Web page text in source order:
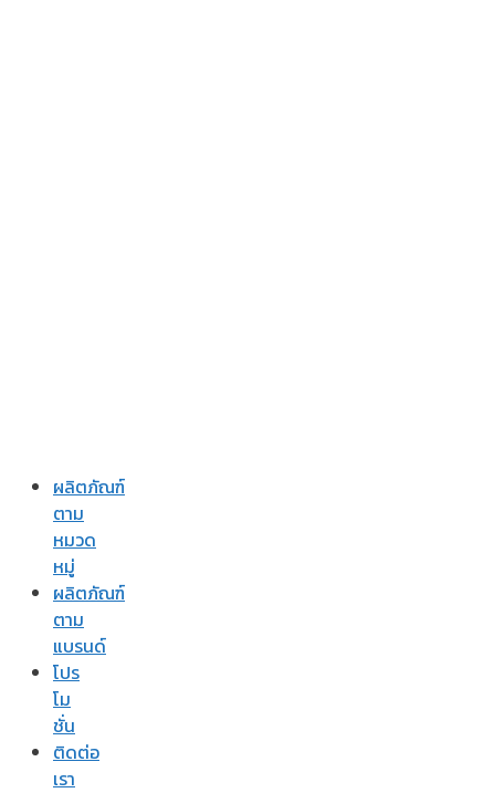
ผลิตภัณฑ์
ตาม
หมวด
หมู่
ผลิตภัณฑ์
ตาม
แบรนด์
โปร
โม
ชั่น
ติดต่อ
เรา